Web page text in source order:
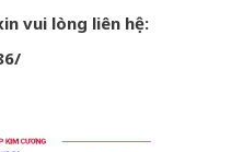
vui lòng liên hệ: